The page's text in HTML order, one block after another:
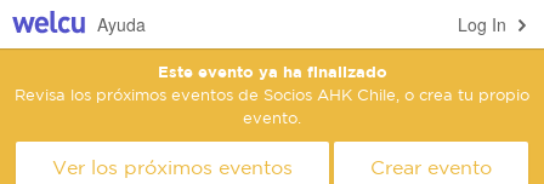
Log In
Ayuda
Este evento ya ha finalizado
Revisa los próximos eventos de Socios AHK Chile, o crea tu propio
evento.
Ver los próximos eventos Crear evento